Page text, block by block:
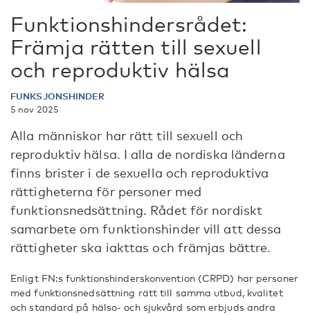
Funktionshindersrådet:
Främja rätten till sexuell
och reproduktiv hälsa
FUNKSJONSHINDER
5 nov 2025
Alla människor har rätt till sexuell och
reproduktiv hälsa. I alla de nordiska länderna
finns brister i de sexuella och reproduktiva
rättigheterna för personer med
funktionsnedsättning. Rådet för nordiskt
samarbete om funktionshinder vill att dessa
rättigheter ska iakttas och främjas bättre.
Enligt FN:s funktionshinderskonvention (CRPD) har personer
med funktionsnedsättning rätt till samma utbud, kvalitet
och standard på hälso- och sjukvård som erbjuds andra